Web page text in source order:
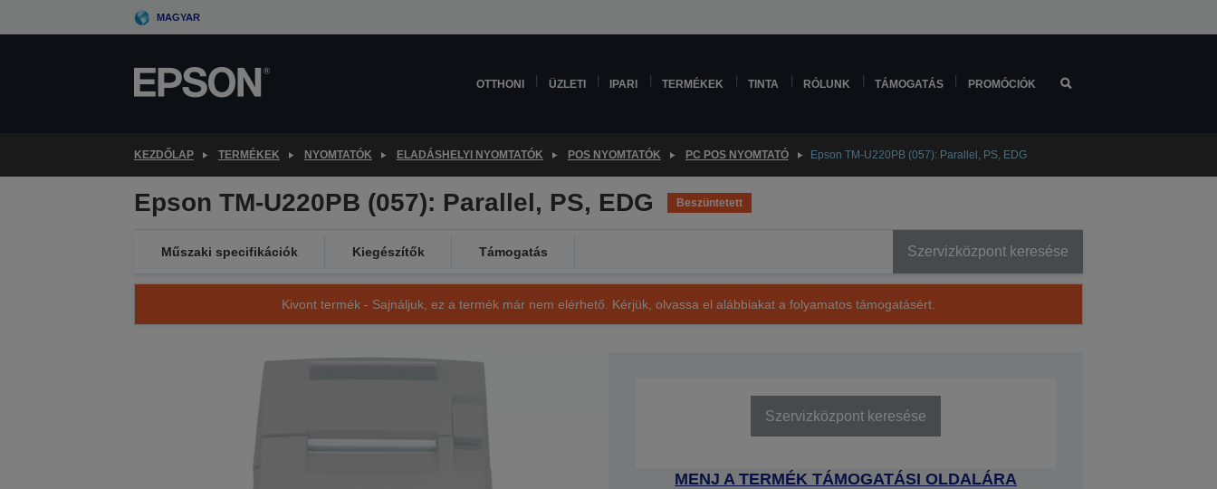
to
MAGYAR
OTTHONI ÜZLETI IPARI TERMÉKEK TINTA RÓLUNK TÁMOGATÁS PROMÓCIÓK
KEZDŐLAP TERMÉKEK NYOMTATÓK ELADÁSHELYI NYOMTATÓK POS NYOMTATÓK PC POS NYOMTATÓ Epson TM-U220PB (057): Parallel, PS, EDG
Epson TM-U220PB (057): Parallel, PS, EDG Beszüntetett
Műszaki specifikációk Kiegészítők Támogatás Szervizközpont keresése
Kivont termék - Sajnáljuk, ez a termék már nem elérhető. Kérjük, olvassa el alábbiakat a folyamatos támogatásért.
Szervizközpont keresése
MENJ A TERMÉK TÁMOGATÁSI OLDALÁRA